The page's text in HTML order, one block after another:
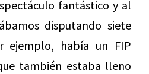
fantástico y al
disputando siete
ejemplo, había un FIP
también estaba lleno